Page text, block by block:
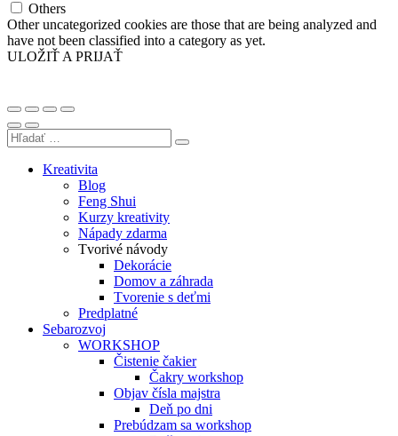
Others
Other uncategorized cookies are those that are being analyzed and
have not been classified into a category as yet.
ULOŽIŤ A PRIJAŤ
Kreativita
Blog
Feng Shui
Kurzy kreativity
Nápady zdarma
Tvorivé návody
Dekorácie
Domov a záhrada
Tvorenie s deťmi
Predplatné
Sebarozvoj
WORKSHOP
Čistenie čakier
Čakry workshop
Objav čísla majstra
Deň po dni
Prebúdzam sa workshop